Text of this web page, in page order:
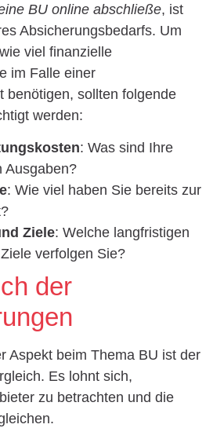
BU online abschließe, ist
Absicherungsbedarfs. Um
viel finanzielle
im Falle einer
benötigen, sollten folgende
werden:
: Was sind Ihre
Ausgaben?
: Wie viel haben Sie bereits zur
Ziele: Welche langfristigen
verfolgen Sie?
der
Aspekt beim Thema BU ist der
Es lohnt sich,
zu betrachten und die